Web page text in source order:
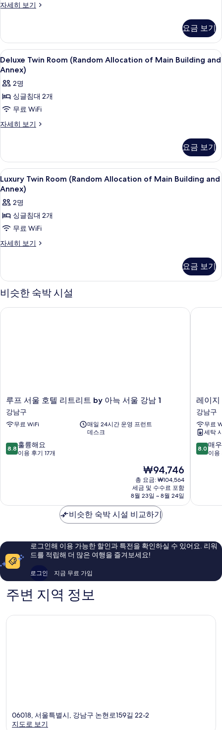
기
보
토
여
성
전
용
(본
관/
별
관
배
정)
사
진
모
두
보
자세히 보기
베
용
도
미
토
여
성
용
(본
관/
랜
배
정)
자
세
보
기
요금 보기
Deluxe
Twin
Room
(Random
Allocation
of
Main
Annex)
사
진
모
두
보
기
객실 내 금고, 노트북 작업 공간, 방음
6
Deluxe Twin Room (Random Allocation of Main Building and
Annex)
2명
싱글침대 2개
무료 WiFi
자세히 보기
Deluxe
Allocation
of
Main
Building
Annex)
자
히
보
기
요금 보기
Luxury
Twin
Room
(Random
Allocation
of
Main
Annex)
사
진
모
객실 내 금고, 노트북 작업 공간, 방음
10
Luxury Twin Room (Random Allocation of Main Building and
Annex)
2명
싱글침대 2개
무료 WiFi
자세히 보기
Luxury
Allocation
of
Main
Building
and
요금 보기
비슷한 숙박 시설
루
프
서
울
텔
리
늑
남
강
남
루프 서울 호텔 리트리트 by 아늑 서울 강남 1
강남구
무료 WiFi
매일 24시간 운영 프런트
데스크
10
점
훌
이
후
기
8.8 훌륭해요
이용 후기 17개
현
재
요
금
₩94,746
₩94,746
총 요금: ₩104,564
세금 및 수수료 포함
8월 23일 ~ 8월 24일
루프 서울 호텔 리트리트 by 아늑 서울 강남 1
레
이
지
타
이
거
호
레이
강남구
무료
세탁
10
점
매
요,
이
8.0 매
이용
레이지
비슷한 숙박 시설 비교하기
로그인해 이용 가능한 할인과 특전을 확인하실 수 있어요. 리워
드를 적립해 더 많은 여행을 즐겨보세요!
로그인 지금 무료 가입
주변 지역 정보
06018, 서울특별시, 강남구 논현로159길 22-2
지도로 보기